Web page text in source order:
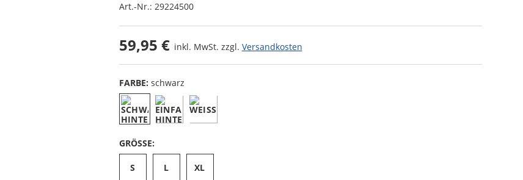
Art.-Nr.: 29224500
59,95 € inkl. MwSt. zzgl. Versandkosten
FARBE: schwarz
GRÖSSE:
S L XL